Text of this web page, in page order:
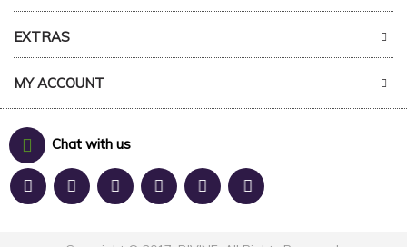
EXTRAS
MY ACCOUNT
Chat with us